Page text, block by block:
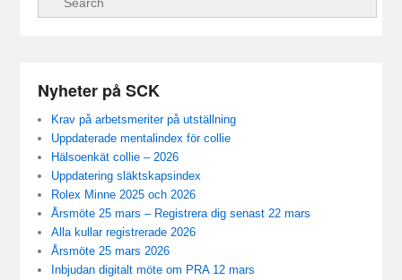
Nyheter på SCK
Krav på arbetsmeriter på utställning
Uppdaterade mentalindex för collie
Hälsoenkät collie – 2026
Uppdatering släktskapsindex
Rolex Minne 2025 och 2026
Årsmöte 25 mars – Registrera dig senast 22 mars
Alla kullar registrerade 2026
Årsmöte 25 mars 2026
Inbjudan digitalt möte om PRA 12 mars